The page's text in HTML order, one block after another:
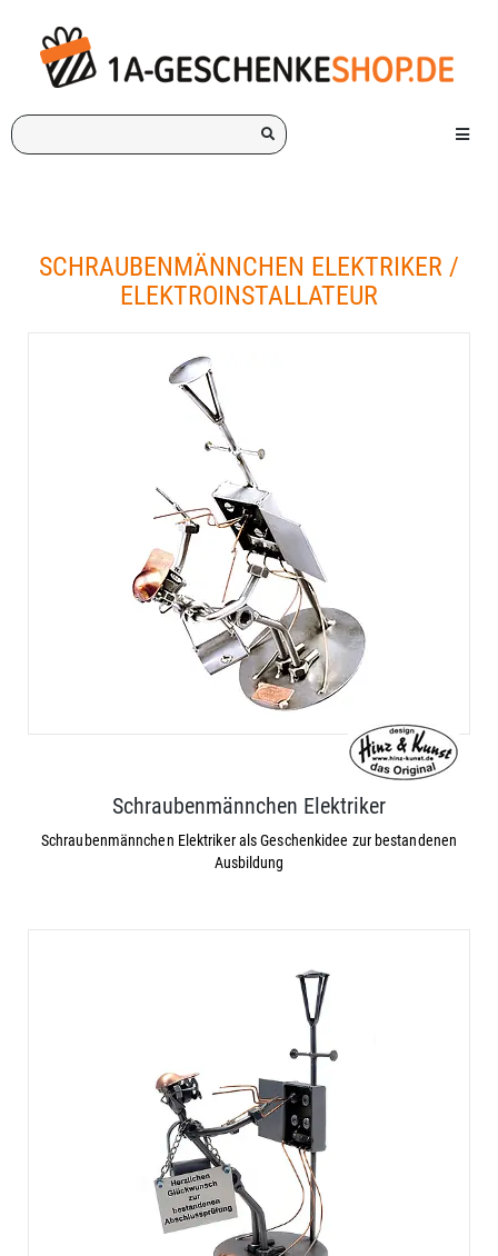
Ich
suche
Menü
SCHRAUBENMÄNNCHEN ELEKTRIKER /
ELEKTROINSTALLATEUR
Schraubenmännchen Elektriker
Schraubenmännchen Elektriker als Geschenkidee zur bestandenen
Ausbildung